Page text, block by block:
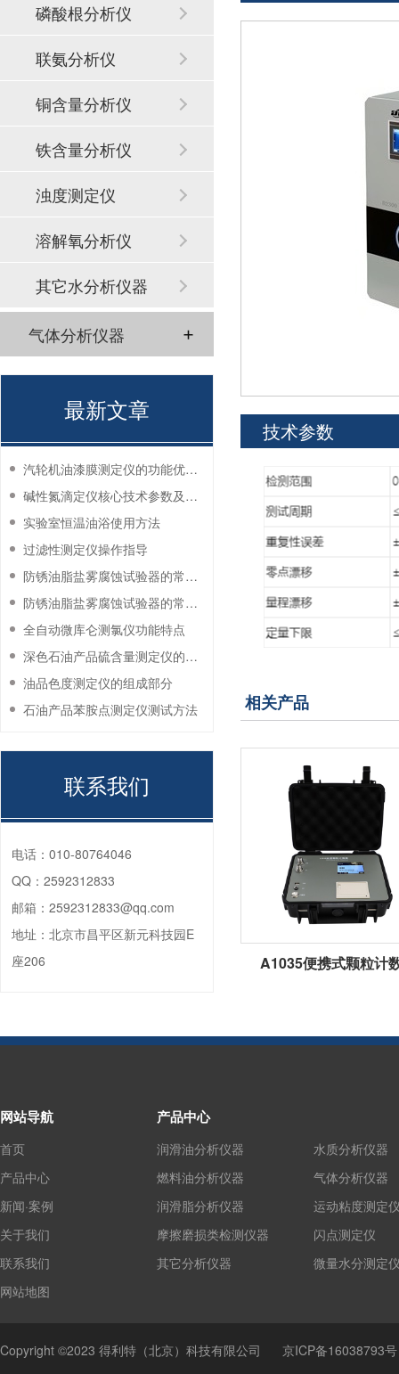
技术参数
相关产品
A1035便携式颗粒计
磷酸根分析仪
联氨分析仪
铜含量分析仪
铁含量分析仪
浊度测定仪
溶解氧分析仪
其它水分析仪器
气体分析仪器
最新文章
汽轮机油漆膜测定仪的功能优势有哪些？
碱性氮滴定仪核心技术参数及应用说明
实验室恒温油浴使用方法
过滤性测定仪操作指导
防锈油脂盐雾腐蚀试验器的常见故障与解决方法
防锈油脂盐雾腐蚀试验器的常见故障与解决方法
全自动微库仑测氯仪功能特点
深色石油产品硫含量测定仪的工作环境要求
油品色度测定仪的组成部分
石油产品苯胺点测定仪测试方法
联系我们
电话： 010-80764046
QQ： 2592312833
邮箱： 2592312833@qq.com
地址： 北京市昌平区新元科技园E
座206
网站导航
首页
产品中心
新闻·案例
关于我们
联系我们
网站地图
产品中心
润滑油分析仪器
燃料油分析仪器
润滑脂分析仪器
摩擦磨损类检测仪器
其它分析仪器
水质分析仪器
气体分析仪器
运动粘度测定
闪点测定仪
微量水分测定
Copyright ©2023 得利特（北京）科技有限公司 京ICP备16038793号